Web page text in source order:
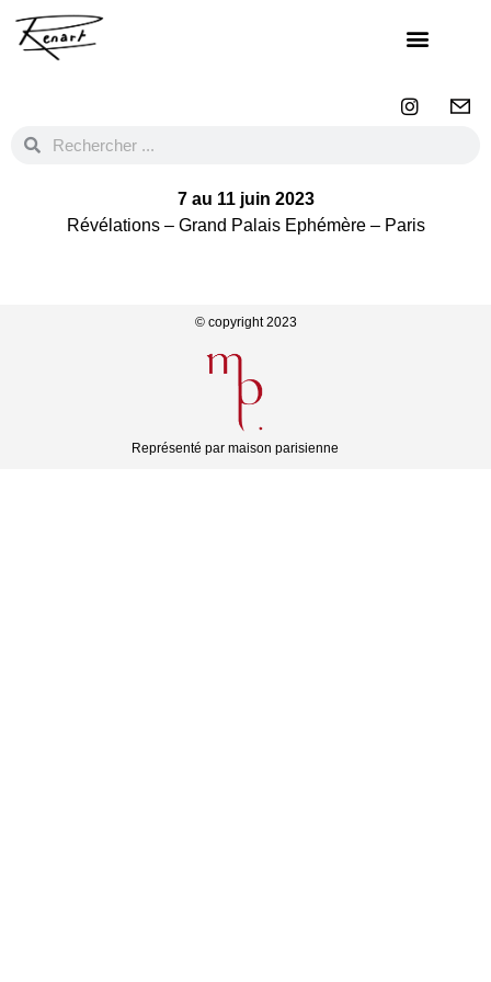
7 au 11 juin 2023
Révélations – Grand Palais Ephémère – Paris
© copyright 2023
Représenté par maison parisienne